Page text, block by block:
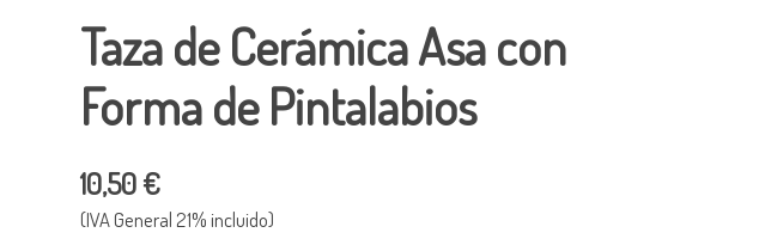
Taza de Cerámica Asa con
Forma de Pintalabios
10,50 €
(IVA General 21% incluido)